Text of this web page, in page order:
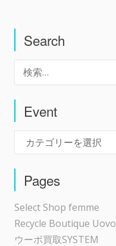
ナ
ビ
ゲ
ー
シ
ョ
Search
Event
Pages
Select Shop femme
Recycle Boutique Uovo
ウーボ買取SYSTEM